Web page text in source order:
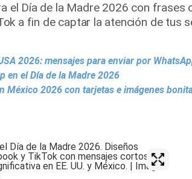
el Día de la Madre 2026 con frases
a fin de captar la atención de tus
2026: mensajes para enviar por
en el Día de la Madre 2026
México 2026 con tarjetas e imágenes